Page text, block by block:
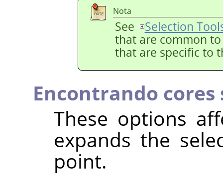
Nota
See
Selection
that are common
that are specific to
Encontrando
These options
expands the
point.